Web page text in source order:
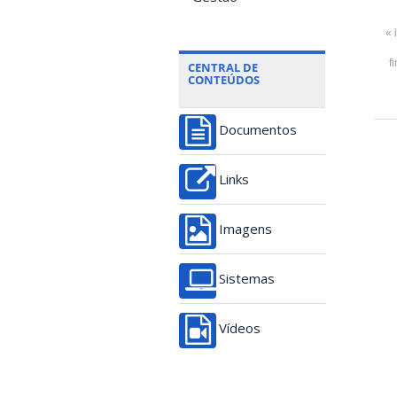
CENTRAL DE
CONTEÚDOS
Documentos
Links
Imagens
Sistemas
Vídeos
«